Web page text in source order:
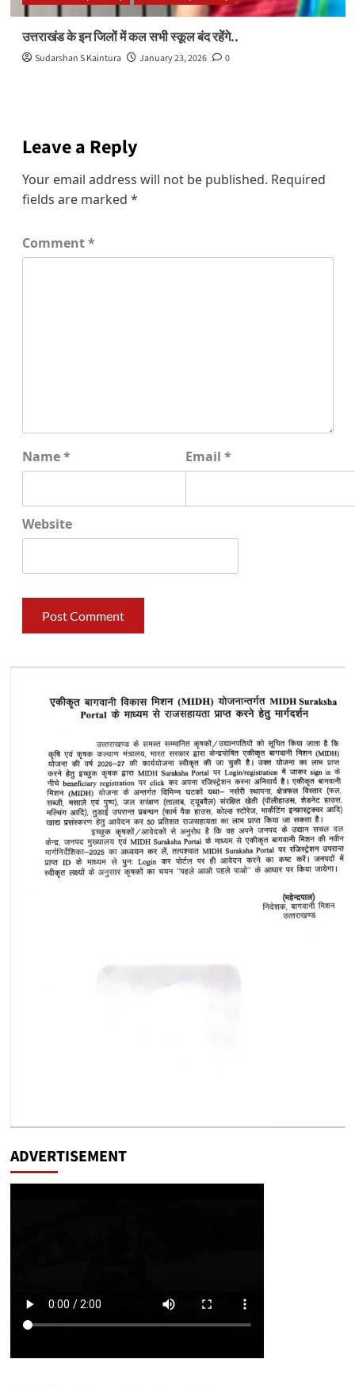
उत्तराखंड के इन जिलों में कल सभी स्कूल बंद रहेंगे..
Sudarshan S Kaintura January 23, 2026 0
Leave a Reply
Your email address will not be published. Required
fields are marked *
Comment*
Name* Email *
Website
ADVERTISEMENT